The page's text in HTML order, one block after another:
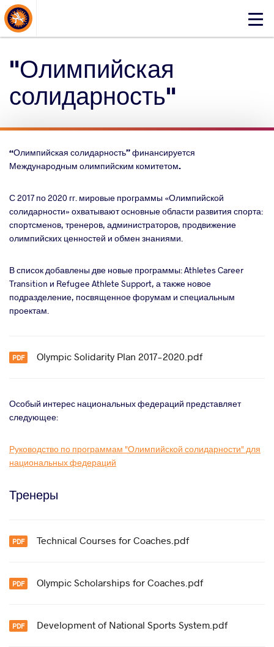
Click
About Events
"Олимпийская
солидарность"
“Олимпийская солидарность”финансируется
Международным олимпийским комитетом.
С 2017 по 2020 гг. мировые программы «Олимпийской
солидарности» охватывают основные области развития спорта:
спортсменов, тренеров, администраторов, продвижение
олимпийских ценностей и обмен знаниями.
В список добавлены две новые программы: Athletes Career
Transition и Refugee Athlete Support, а также новое
подразделение, посвященное форумам и специальным
проектам.
Olympic Solidarity Plan 2017-2020.pdf
Особый интерес национальных федераций представляет
следующее:
Руководство по программам "Олимпийской солидарности" для
национальных федераций
Тренеры
Technical Courses for Coaches.pdf
Olympic Scholarships for Coaches.pdf
Development of National Sports System.pdf